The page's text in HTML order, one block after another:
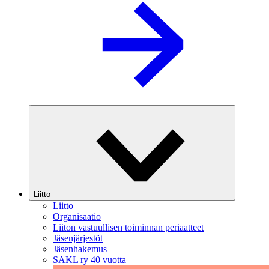
Liitto
Liitto
Organisaatio
Liiton vastuullisen toiminnan periaatteet
Jäsenjärjestöt
Jäsenhakemus
SAKL ry 40 vuotta